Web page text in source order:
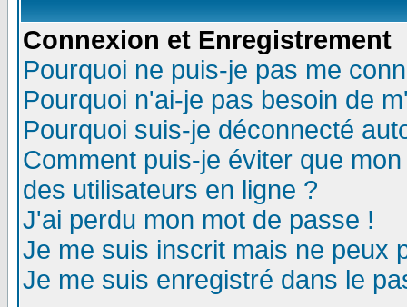
Connexion et Enregistrement
Pourquoi ne puis-je pas me
Pourquoi n'ai-je pas besoin de
Pourquoi suis-je déconnecté
Comment puis-je éviter que
des utilisateurs en ligne ?
J'ai perdu mon mot de passe !
Je me suis inscrit mais ne peux
Je me suis enregistré dans le